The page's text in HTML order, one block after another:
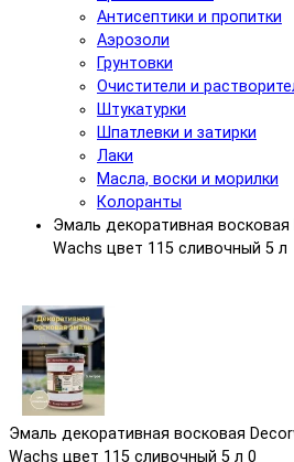
Антисептики и пропитки
Аэрозоли
Грунтовки
Очистители и
Штукатурки
Шпатлевки и затирки
Лаки
Масла, воски и морилки
Колоранты
Эмаль декоративная
Wachs цвет 115 сливочный 5 л
Эмаль декоративная восковая
Wachs цвет 115 сливочный 5 л 0